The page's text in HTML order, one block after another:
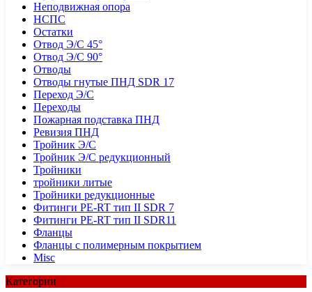
Неподвижная опора
НСПС
Остатки
Отвод Э/С 45°
Отвод Э/С 90°
Отводы
Отводы гнутые ПНД SDR 17
Переход Э/С
Переходы
Пожарная подставка ПНД
Ревизия ПНД
Тройник Э/С
Тройник Э/С редукционный
Тройники
тройники литые
Тройники редукционные
Фитинги PE-RT тип II SDR 7
Фитинги PE-RT тип II SDR11
Фланцы
Фланцы с полимерным покрытием
Misc
Категории